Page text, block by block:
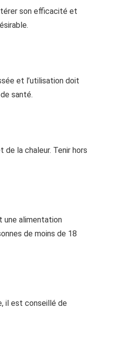
son efficacité et
et l’utilisation doit
santé.
de la chaleur. Tenir hors
une alimentation
de moins de 18
il est conseillé de